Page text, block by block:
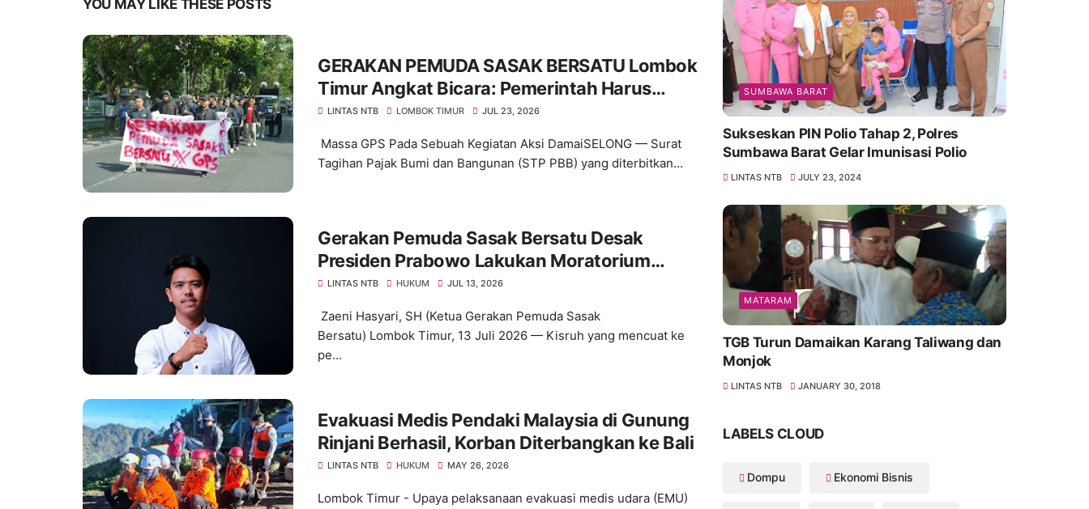
YOU MAY LIKE THESE POSTS
GERAKAN PEMUDA SASAK BERSATU Lombok
Timur Angkat Bicara: Pemerintah Harus
Bedakan Diri dengan Pemerintah Kolonial
LINTAS NTB LOMBOK TIMUR JUL 23, 2026
Massa GPS Pada Sebuah Kegiatan Aksi DamaiSELONG — Surat
Tagihan Pajak Bumi dan Bangunan (STP PBB) yang diterbitkan...
Gerakan Pemuda Sasak Bersatu Desak
Presiden Prabowo Lakukan Moratorium
Perkara di Kejagung dan Polri
LINTAS NTB HUKUM JUL 13, 2026
Zaeni Hasyari, SH (Ketua Gerakan Pemuda Sasak
Bersatu) Lombok Timur, 13 Juli 2026 — Kisruh yang mencuat ke
pe...
Evakuasi Medis Pendaki Malaysia di Gunung
Rinjani Berhasil, Korban Diterbangkan ke Bali
LINTAS NTB HUKUM MAY 26, 2026
Lombok Timur - Upaya pelaksanaan evakuasi medis udara (EMU)
SUMBAWA BARAT
Sukseskan PIN Polio Tahap 2, Polres
Sumbawa Barat Gelar Imunisasi Polio
LINTAS NTB JULY 23, 2024
MATARAM
TGB Turun Damaikan Karang Taliwang dan
Monjok
LINTAS NTB JANUARY 30, 2018
LABELS CLOUD
Dompu Ekonomi Bisnis